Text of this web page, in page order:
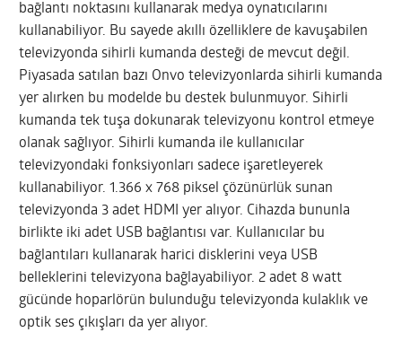
bağlantı noktasını kullanarak medya oynatıcılarını
kullanabiliyor. Bu sayede akıllı özelliklere de kavuşabilen
televizyonda sihirli kumanda desteği de mevcut değil.
Piyasada satılan bazı Onvo televizyonlarda sihirli kumanda
yer alırken bu modelde bu destek bulunmuyor. Sihirli
kumanda tek tuşa dokunarak televizyonu kontrol etmeye
olanak sağlıyor. Sihirli kumanda ile kullanıcılar
televizyondaki fonksiyonları sadece işaretleyerek
kullanabiliyor. 1.366 x 768 piksel çözünürlük sunan
televizyonda 3 adet HDMI yer alıyor. Cihazda bununla
birlikte iki adet USB bağlantısı var. Kullanıcılar bu
bağlantıları kullanarak harici disklerini veya USB
belleklerini televizyona bağlayabiliyor. 2 adet 8 watt
gücünde hoparlörün bulunduğu televizyonda kulaklık ve
optik ses çıkışları da yer alıyor.